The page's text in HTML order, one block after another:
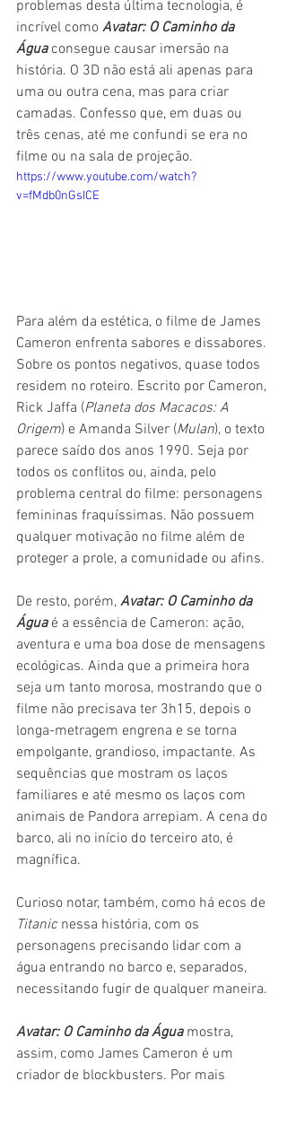
problemas desta última tecnologia, é
incrível como Avatar: O Caminho da
Água consegue causar imersão na
história. O 3D não está ali apenas para
uma ou outra cena, mas para criar
camadas. Confesso que, em duas ou
três cenas, até me confundi se era no
filme ou na sala de projeção.
https://www.youtube.com/watch?
v=fMdb0nGsICE
Para além da estética, o filme de James
Cameron enfrenta sabores e dissabores.
Sobre os pontos negativos, quase todos
residem no roteiro. Escrito por Cameron,
Rick Jaffa (Planeta dos Macacos: A
Origem) e Amanda Silver (Mulan), o texto
parece saído dos anos 1990. Seja por
todos os conflitos ou, ainda, pelo
problema central do filme: personagens
femininas fraquíssimas. Não possuem
qualquer motivação no filme além de
proteger a prole, a comunidade ou afins.
De resto, porém, Avatar: O Caminho da
Água é a essência de Cameron: ação,
aventura e uma boa dose de mensagens
ecológicas. Ainda que a primeira hora
seja um tanto morosa, mostrando que o
filme não precisava ter 3h15, depois o
longa-metragem engrena e se torna
empolgante, grandioso, impactante. As
sequências que mostram os laços
familiares e até mesmo os laços com
animais de Pandora arrepiam. A cena do
barco, ali no início do terceiro ato, é
magnífica.
Curioso notar, também, como há ecos de
Titanic nessa história, com os
personagens precisando lidar com a
água entrando no barco e, separados,
necessitando fugir de qualquer maneira.
Avatar: O Caminho da Água mostra,
assim, como James Cameron é um
criador de blockbusters. Por mais